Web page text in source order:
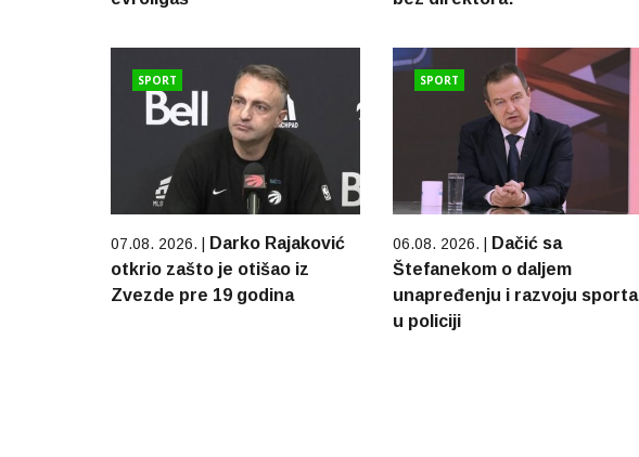
SPORT
07.08. 2026. |
Darko Rajaković
otkrio zašto je otišao iz
Zvezde pre 19 godina
SPORT
06.08. 2026. |
Dačić sa
Štefanekom o daljem
unapređenju i razvoju sporta
u policiji